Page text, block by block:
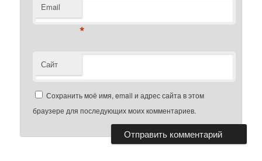
Email
*
Сайт
Сохранить моё имя, email и адрес сайта в этом
браузере для последующих моих комментариев.